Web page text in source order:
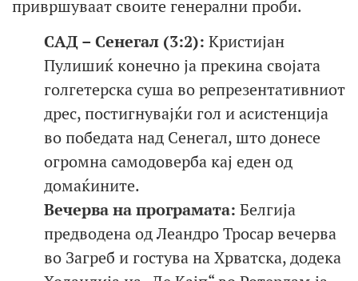
привршуваат своите генерални проби.
САД – Сенегал (3:2): Кристијан
Пулишиќ конечно ја прекина својата
голгетерска суша во репрезентативниот
дрес, постигнувајќи гол и асистенција
во победата над Сенегал, што донесе
огромна самодоверба кај еден од
домаќините.
Вечерва на програмата: Белгија
предводена од Леандро Тросар вечерва
во Загреб и гостува на Хрватска, додека